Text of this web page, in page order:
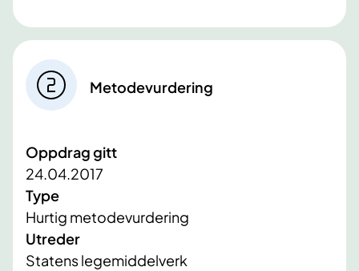
Metodevurdering
Oppdrag gitt
24.04.2017
Type
Hurtig metodevurdering
Utreder
Statens legemiddelverk